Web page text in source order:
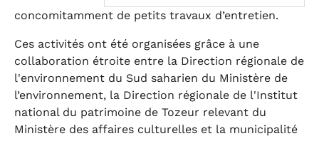
concomitamment de petits travaux d’entretien.
Ces activités ont été organisées grâce à une
collaboration étroite entre la Direction régionale de
l'environnement du Sud saharien du Ministère de
l’environnement, la Direction régionale de l'Institut
national du patrimoine de Tozeur relevant du
Ministère des affaires culturelles et la municipalité